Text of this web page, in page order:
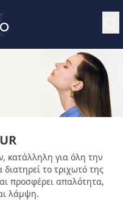
κατάλληλη για όλη την
το τριχωτό της
προσφέρει απαλότητα,
λάμψη.